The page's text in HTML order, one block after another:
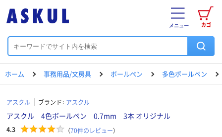
カゴ
メニュー
ホーム 事務用品/文房具 ボールペン 多色ボールペン
アスクル ブランド： アスクル
アスクル 4色ボールペン 0.7mm 3本 オリジナル
4.3 （70件のレビュー）